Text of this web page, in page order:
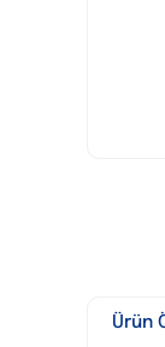
Ürün